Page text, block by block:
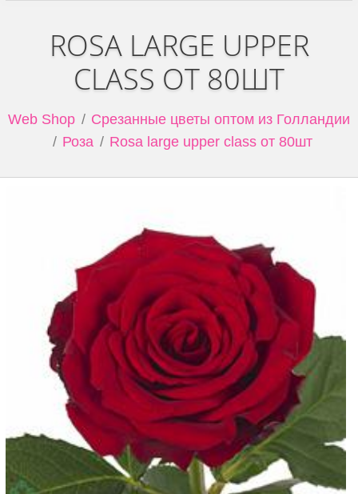
ROSA LARGE UPPER
CLASS ОТ 80ШТ
Web Shop
Срезанные цветы оптом из Голландии
Роза
Rosa large upper class от 80шт